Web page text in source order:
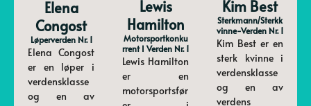
Elena
Congost
Løperverden Nr. 1
Elena Congost
er en løper i
verdensklasse
og en av
Lewis
Hamilton
Motorsportkonku
Rrent I Verden Nr. 1
Lewis Hamilton
er en
motorsportsfør
Kim Best
Sterkmann/sterkk
Vinne-Verden Nr. 1
Kim Best er en
sterk kvinne i
verdensklasse
og en av
verdens